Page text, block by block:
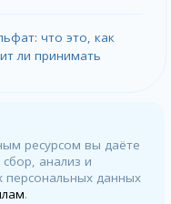
что это, как
ли принимать
ресурсом вы даёте
анализ и
персональных данных
.